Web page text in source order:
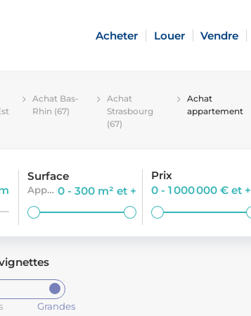
Acheter Louer Vendre
Achat Bas-
Rhin (67)
Achat
Strasbourg
(67)
Achat
appartement
Surface
Appartement 0 - 300 m²et +
Prix
0 - 1 000 000 €et +
Grandes